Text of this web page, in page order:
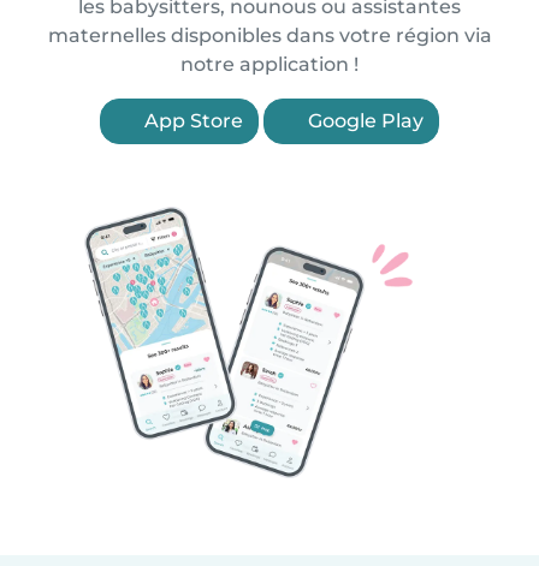
les babysitters, nounous ou assistantes
maternelles disponibles dans votre région via
notre application !
App Store Google Play